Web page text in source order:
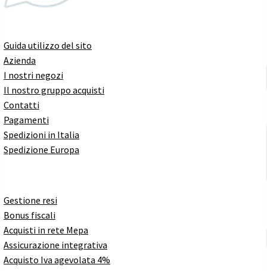
Guida utilizzo del sito
Azienda
I nostri negozi
Il nostro gruppo acquisti
Contatti
Pagamenti
Spedizioni in Italia
Spedizione Europa
Gestione resi
Bonus fiscali
Acquisti in rete Mepa
Assicurazione integrativa
Acquisto Iva agevolata 4%